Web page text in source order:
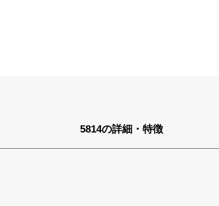
5814の詳細・特徴